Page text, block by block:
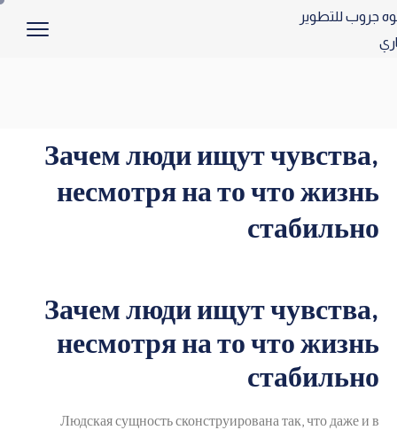
Зачем люди ищут чувства,
несмотря на то что жизнь
стабильно
Зачем люди ищут чувства,
несмотря на то что жизнь
стабильно
Людская сущность сконструирована так, что даже и в